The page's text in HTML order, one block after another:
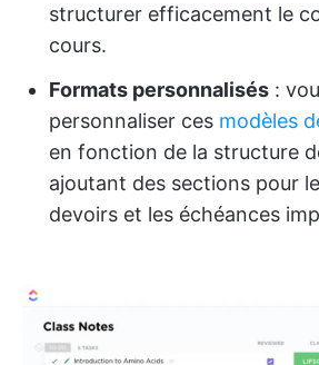
structurer efficacement le
cours.
Formats personnalisés :
personnaliser ces modèles
en fonction de la structure
ajoutant des sections pour
devoirs et les échéances